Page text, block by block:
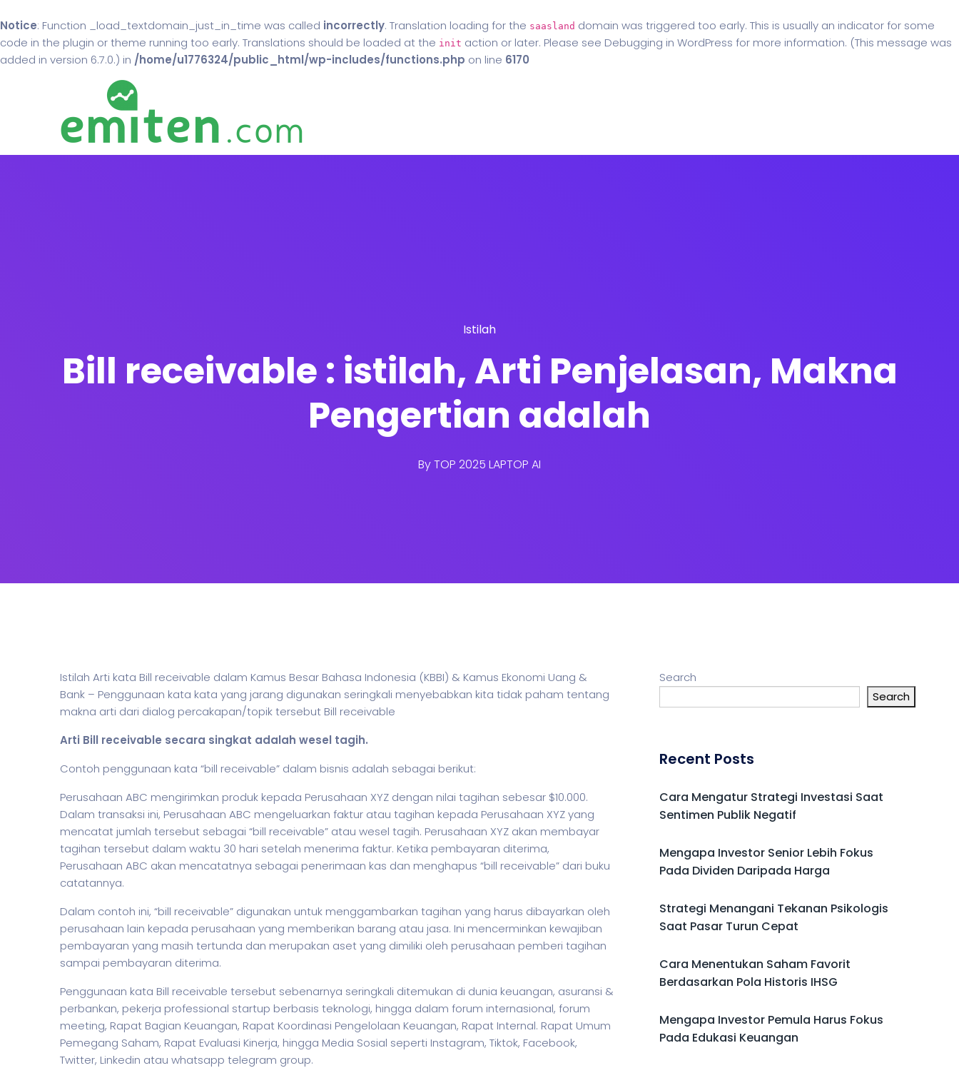
Notice: Function _load_textdomain_just_in_time was called incorrectly. Translation loading for the saasland domain was triggered too early. This is usually an indicator for some
code in the plugin or theme running too early. Translations should be loaded at the init action or later. Please see Debugging in WordPress for more information. (This message was
added in version 6.7.0.) in /home/u1776324/public_html/wp-includes/functions.php on line 6170
Istilah
Bill receivable : istilah, Arti Penjelasan, Makna
Pengertian adalah
ByTOP 2025 LAPTOP AI
Istilah Arti kata Bill receivable dalam Kamus Besar Bahasa Indonesia (KBBI) & Kamus Ekonomi Uang &
Bank – Penggunaan kata kata yang jarang digunakan seringkali menyebabkan kita tidak paham tentang
makna arti dari dialog percakapan/topik tersebut Bill receivable
Arti Bill receivable secara singkat adalah wesel tagih.
Contoh penggunaan kata “bill receivable” dalam bisnis adalah sebagai berikut:
Perusahaan ABC mengirimkan produk kepada Perusahaan XYZ dengan nilai tagihan sebesar $10.000.
Dalam transaksi ini, Perusahaan ABC mengeluarkan faktur atau tagihan kepada Perusahaan XYZ yang
mencatat jumlah tersebut sebagai “bill receivable” atau wesel tagih. Perusahaan XYZ akan membayar
tagihan tersebut dalam waktu 30 hari setelah menerima faktur. Ketika pembayaran diterima,
Perusahaan ABC akan mencatatnya sebagai penerimaan kas dan menghapus “bill receivable” dari buku
catatannya.
Dalam contoh ini, “bill receivable” digunakan untuk menggambarkan tagihan yang harus dibayarkan oleh
perusahaan lain kepada perusahaan yang memberikan barang atau jasa. Ini mencerminkan kewajiban
pembayaran yang masih tertunda dan merupakan aset yang dimiliki oleh perusahaan pemberi tagihan
sampai pembayaran diterima.
Penggunaan kata Bill receivable tersebut sebenarnya seringkali ditemukan di dunia keuangan, asuransi &
perbankan, pekerja professional startup berbasis teknologi, hingga dalam forum internasional, forum
meeting, Rapat Bagian Keuangan, Rapat Koordinasi Pengelolaan Keuangan, Rapat Internal. Rapat Umum
Pemegang Saham, Rapat Evaluasi Kinerja, hingga Media Sosial seperti Instagram, Tiktok, Facebook,
Twitter, Linkedin atau whatsapp telegram group.
Search
Search
Recent Posts
Cara Mengatur Strategi Investasi Saat
Sentimen Publik Negatif
Mengapa Investor Senior Lebih Fokus
Pada Dividen Daripada Harga
Strategi Menangani Tekanan Psikologis
Saat Pasar Turun Cepat
Cara Menentukan Saham Favorit
Berdasarkan Pola Historis IHSG
Mengapa Investor Pemula Harus Fokus
Pada Edukasi Keuangan